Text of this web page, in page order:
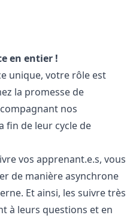
en entier !
unique, votre rôle est
la promesse de
nos
fin de leur cycle de
vos apprenant.e.s, vous
de manière asynchrone
Et ainsi, les suivre très
à leurs questions et en